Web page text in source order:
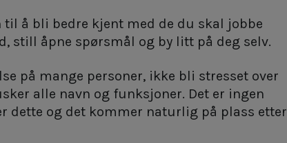
å bli bedre kjent med de du skal jobbe
still åpne spørsmål og by litt på deg selv.
på mange personer, ikke bli stresset over
alle navn og funksjoner. Det er ingen
dette og det kommer naturlig på plass etter